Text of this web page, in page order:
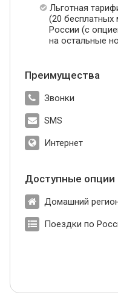
Льготная
(20
России (с
на остальные
Преимущества
Звонки
SMS
Интернет
Доступные опции
Домашний
Поездки по